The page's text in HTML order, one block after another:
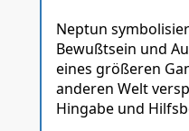
Neptun
Bewußtsein und
eines größeren
anderen Welt
Hingabe und